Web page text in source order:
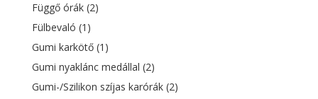
Függő órák (2)
Fülbevaló (1)
Gumi karkötő (1)
Gumi nyaklánc medállal (2)
Gumi-/Szilikon szíjas karórák (2)